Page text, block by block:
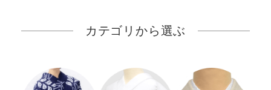
カテゴリから選ぶ